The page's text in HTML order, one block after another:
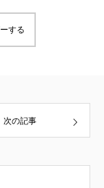
する
次の記事